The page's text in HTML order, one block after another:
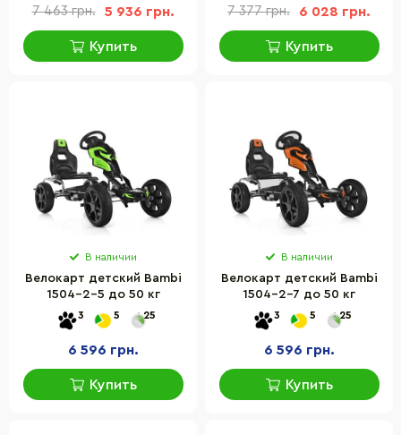
7 463 грн. 5 936 грн.
Купить
7 377 грн. 6 028 грн.
Купить
В наличии
Велокарт детский Bambi
1504-2-5 до 50 кг
3 5 25
6 596 грн.
Купить
В наличии
Велокарт детский Bambi
1504-2-7 до 50 кг
3 5 25
6 596 грн.
Купить